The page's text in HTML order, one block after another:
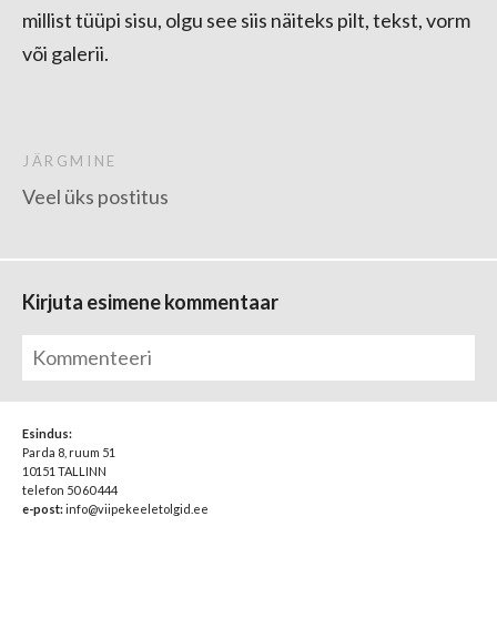
millist tüüpi sisu, olgu see siis näiteks pilt, tekst, vorm
või galerii.
JÄRGMINE
Veel üks postitus
Kirjuta esimene kommentaar
Esindus:
Parda 8, ruum 51
10151 TALLINN
telefon 50 60 444
e-post:info@viipekeeletolgid.ee